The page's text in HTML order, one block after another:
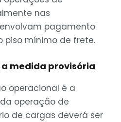
nas
pagamento
piso mínimo de frete.
medida provisória
operacional é a
operação de
de cargas deverá ser